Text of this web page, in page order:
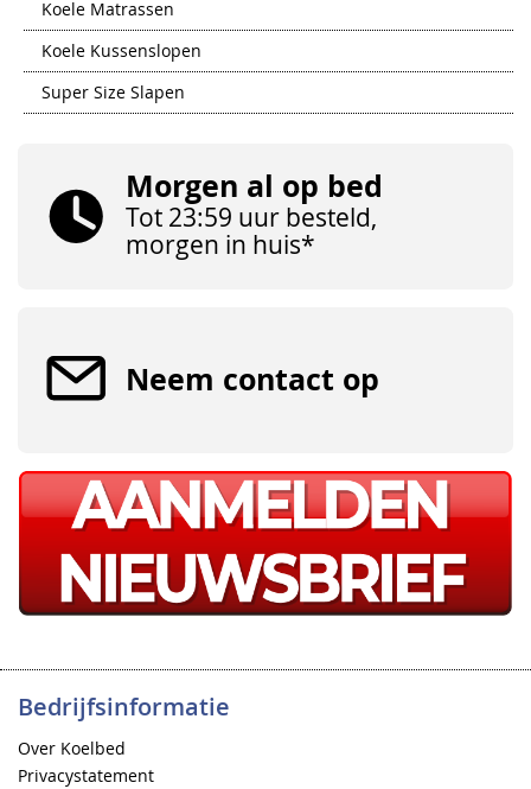
Koele Matrassen
Koele Kussenslopen
Super Size Slapen
Morgen al op bed
Tot 23:59 uur besteld,
morgen in huis*
Neem contact op
Bedrijfsinformatie
Over Koelbed
Privacystatement